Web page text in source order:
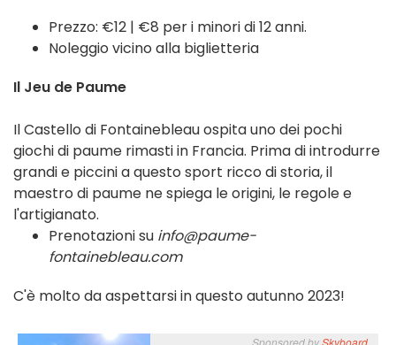
Prezzo: €12 | €8 per i minori di 12 anni.
Noleggio vicino alla biglietteria
Il Jeu de Paume
Il Castello di Fontainebleau ospita uno dei pochi
giochi di paume rimasti in Francia. Prima di introdurre
grandi e piccini a questo sport ricco di storia, il
maestro di paume ne spiega le origini, le regole e
l'artigianato.
Prenotazioni su info@paume-
fontainebleau.com
C'è molto da aspettarsi in questo autunno 2023!